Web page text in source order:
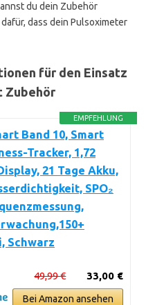
du dein Zubehör
dass dein Pulsoximeter
für den Einsatz
Zubehör
EMPFEHLUNG
Band 10, Smart
Tracker, 1,72
21 Tage Akku,
SPO₂
Schwarz
33,00 €
49,99 €
Bei Amazon ansehen